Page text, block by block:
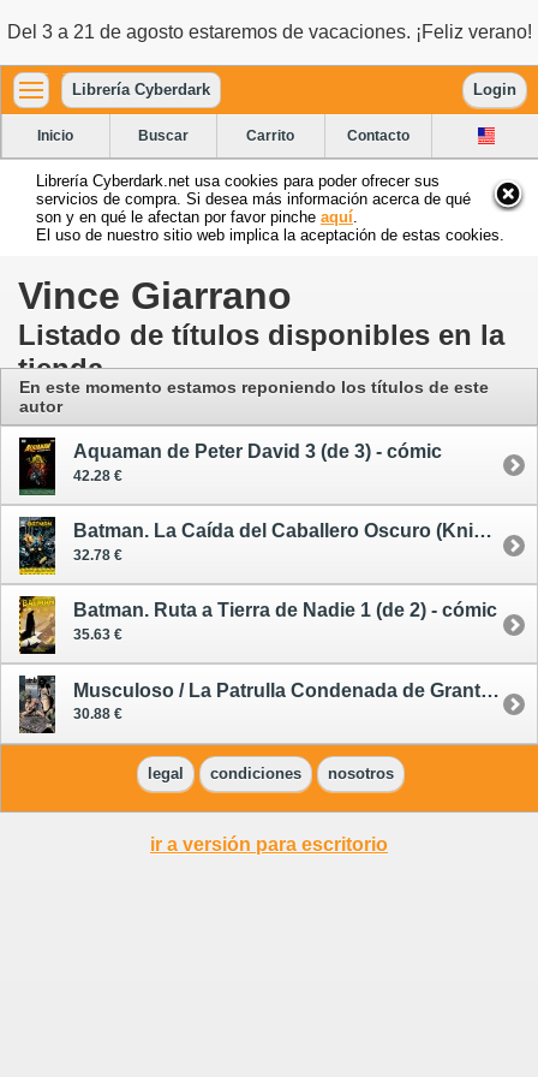
Del 3 a 21 de agosto estaremos de vacaciones. ¡Feliz verano!
Librería Cyberdark Login
Inicio Buscar Carrito Contacto
Librería Cyberdark.net usa cookies para poder ofrecer sus
servicios de compra. Si desea más información acerca de qué
son y en qué le afectan por favor pinche aquí
El uso de nuestro sitio web implica la aceptación de estas cookies.
Vince Giarrano
Listado de títulos disponibles en la
tienda
En este momento estamos reponiendo los títulos de este
autor
Aquaman de Peter David 3 (de 3) - cómic
42.28 €
Batman. La Caída del Caballero Oscuro (Knightfall) 3 - cómic
32.78 €
Batman. Ruta a Tierra de Nadie 1 (de 2) - cómic
35.63 €
Musculoso / La Patrulla Condenada de Grant Morrison 3 (de 4) - cómic
30.88 €
legal condiciones nosotros
ir a versión para escritorio